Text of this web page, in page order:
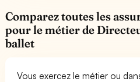
Comparez toutes les
pour le métier de
ballet
Vous exercez le métier ou